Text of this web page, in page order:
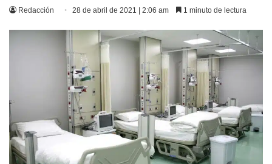
Redacción 28 de abril de 2021 | 2:06 am 1 minuto de lectura